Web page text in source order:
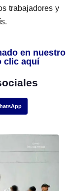
trabajadores y
en nuestro
clic aquí